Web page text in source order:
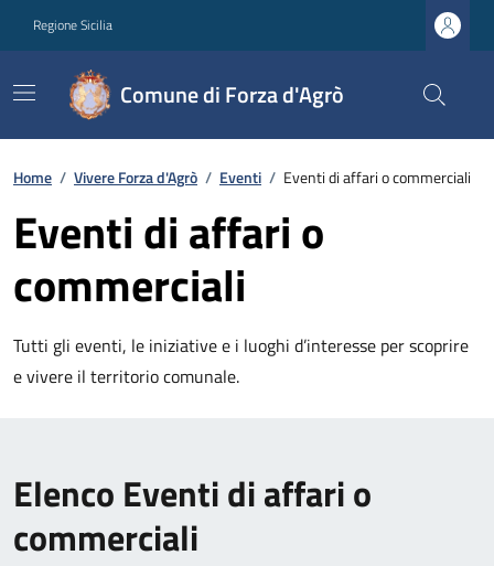
Regione Sicilia
Comune di Forza d'Agrò
Home / Vivere Forza d'Agrò / Eventi / Eventi di affari o commerciali
Eventi di affari o
commerciali
Tutti gli eventi, le iniziative e i luoghi d’interesse per scoprire
e vivere il territorio comunale.
Elenco Eventi di affari o
commerciali